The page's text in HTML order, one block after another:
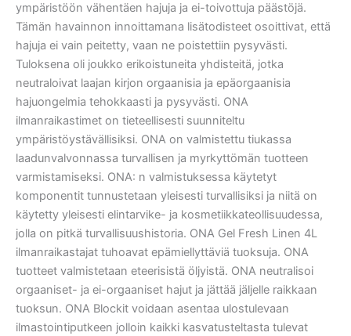
ympäristöön vähentäen hajuja ja ei-toivottuja päästöjä.
Tämän havainnon innoittamana lisätodisteet osoittivat, että
hajuja ei vain peitetty, vaan ne poistettiin pysyvästi.
Tuloksena oli joukko erikoistuneita yhdisteitä, jotka
neutraloivat laajan kirjon orgaanisia ja epäorgaanisia
hajuongelmia tehokkaasti ja pysyvästi. ONA
ilmanraikastimet on tieteellisesti suunniteltu
ympäristöystävällisiksi. ONA on valmistettu tiukassa
laadunvalvonnassa turvallisen ja myrkyttömän tuotteen
varmistamiseksi. ONA: n valmistuksessa käytetyt
komponentit tunnustetaan yleisesti turvallisiksi ja niitä on
käytetty yleisesti elintarvike- ja kosmetiikkateollisuudessa,
jolla on pitkä turvallisuushistoria. ONA Gel Fresh Linen 4L
ilmanraikastajat tuhoavat epämiellyttäviä tuoksuja. ONA
tuotteet valmistetaan eteerisistä öljyistä. ONA neutralisoi
orgaaniset- ja ei-orgaaniset hajut ja jättää jäljelle raikkaan
tuoksun. ONA Blockit voidaan asentaa ulostulevaan
ilmastointiputkeen jolloin kaikki kasvatusteltasta tulevat